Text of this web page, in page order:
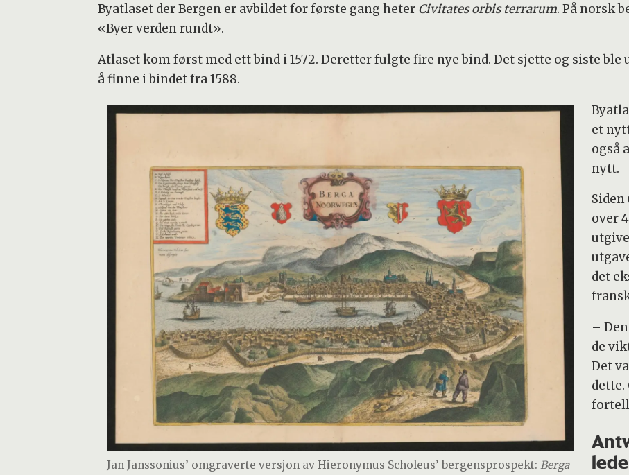
Byatlaset der Bergen er avbildet for første gang heter Civitates orbis terrarum. På norsk
«Byer verden rundt».
Atlaset kom først med ett bind i 1572. Deretter fulgte fire nye bind. Det sjette og siste ble
å finne i bindet fra 1588.
Jan Janssonius’ omgraverte versjon av Hieronymus Scholeus’ bergensprospekt: Berga
et
også
nytt.
over
det
–
de
Det
dette.